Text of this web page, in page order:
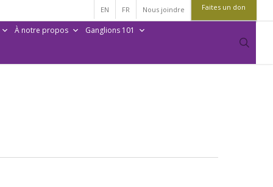
EN FR Nous joindre Faites un don
À notre propos Ganglions 101